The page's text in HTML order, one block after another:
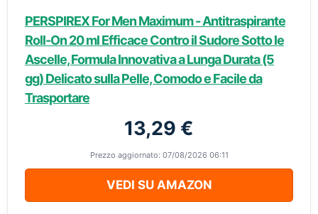
PERSPIREX For Men Maximum - Antitraspirante
Roll-On 20 ml Efficace Contro il Sudore Sotto le
Ascelle, Formula Innovativa a Lunga Durata (5
gg) Delicato sulla Pelle, Comodo e Facile da
Trasportare
13,29 €
Prezzo aggiornato: 07/08/2026 06:11
VEDI SU AMAZON